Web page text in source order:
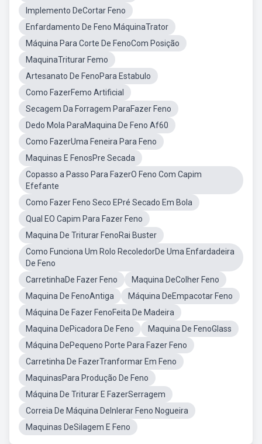
Implemento DeCortar Feno
Enfardamento De Feno MáquinaTrator
Máquina Para Corte De FenoCom Posição
MaquinaTriturar Femo
Artesanato De FenoPara Estabulo
Como FazerFemo Artificial
Secagem Da Forragem ParaFazer Feno
Dedo Mola ParaMaquina De Feno Af60
Como FazerUma Feneira Para Feno
Maquinas E FenosPre Secada
Copasso a Passo Para FazerO Feno Com Capim
Efefante
Como Fazer Feno Seco EPré Secado Em Bola
Qual EO Capim Para Fazer Feno
Maquina De Triturar FenoRai Buster
Como Funciona Um Rolo RecoledorDe Uma Enfardadeira
De Feno
CarretinhaDe Fazer Feno
Maquina DeColher Feno
Maquina De FenoAntiga
Máquina DeEmpacotar Feno
Máquina De Fazer FenoFeita De Madeira
Maquina DePicadora De Feno
Maquina De FenoGlass
Máquina DePequeno Porte Para Fazer Feno
Carretinha De FazerTranformar Em Feno
MaquinasPara Produção De Feno
Máquina De Triturar E FazerSerragem
Correia De Máquina DeInlerar Feno Nogueira
Maquinas DeSilagem E Feno